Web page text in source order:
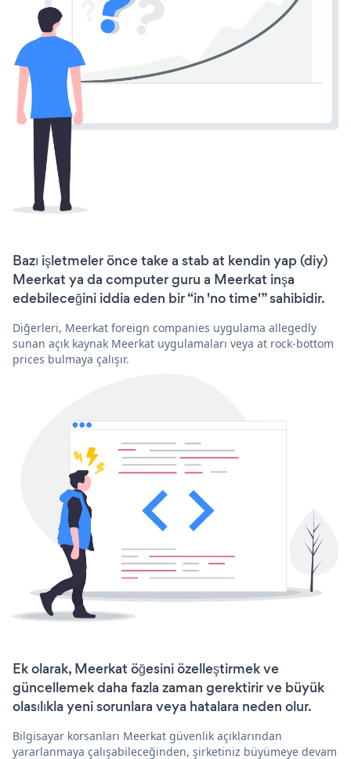
Bazı işletmeler önce take a stab at kendin yap (diy)
Meerkat ya da computer guru a Meerkat inşa
edebileceğini iddia eden bir “in 'no time'” sahibidir.
Diğerleri, Meerkat foreign companies uygulama allegedly
sunan açık kaynak Meerkat uygulamaları veya at rock-bottom
prices bulmaya çalışır.
Ek olarak, Meerkat öğesini özelleştirmek ve
güncellemek daha fazla zaman gerektirir ve büyük
olasılıkla yeni sorunlara veya hatalara neden olur.
Bilgisayar korsanları Meerkat güvenlik açıklarından
yararlanmaya çalışabileceğinden, şirketiniz büyümeye devam